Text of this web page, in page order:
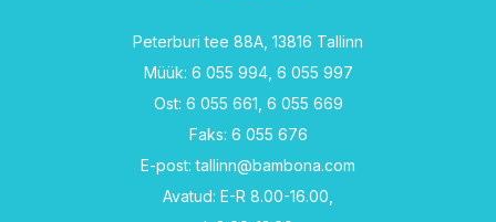
Peterburi tee 88A, 13816 Tallinn
Müük: 6 055 994, 6 055 997
Ost: 6 055 661, 6 055 669
Faks: 6 055 676
E-post: tallinn@bambona.com
Avatud: E-R 8.00-16.00,